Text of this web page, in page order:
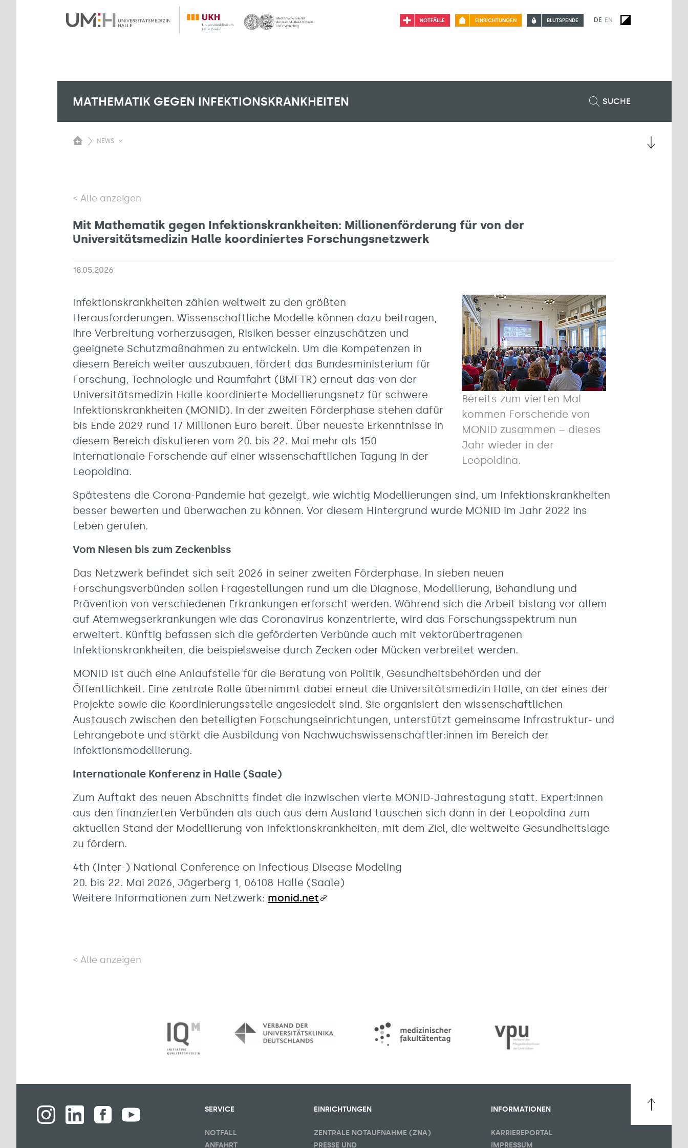
NOTFÄLLE EINRICHTUNGEN BLUTSPENDE DE EN
MATHEMATIK GEGEN INFEKTIONSKRANKHEITEN SUCHE
NEWS
Alle anzeigen
Mit Mathematik gegen Infektionskrankheiten: Millionenförderung für von der
Universitätsmedizin Halle koordiniertes Forschungsnetzwerk
18.05.2026
Bereits zum vierten Mal
kommen Forschende von
MONID zusammen – dieses
Jahr wieder in der
Leopoldina.
Infektionskrankheiten zählen weltweit zu den größten
Herausforderungen. Wissenschaftliche Modelle können dazu beitragen,
ihre Verbreitung vorherzusagen, Risiken besser einzuschätzen und
geeignete Schutzmaßnahmen zu entwickeln. Um die Kompetenzen in
diesem Bereich weiter auszubauen, fördert das Bundesministerium für
Forschung, Technologie und Raumfahrt (BMFTR) erneut das von der
Universitätsmedizin Halle koordinierte Modellierungsnetz für schwere
Infektionskrankheiten (MONID). In der zweiten Förderphase stehen dafür
bis Ende 2029 rund 17 Millionen Euro bereit. Über neueste Erkenntnisse in
diesem Bereich diskutieren vom 20. bis 22. Mai mehr als 150
internationale Forschende auf einer wissenschaftlichen Tagung in der
Leopoldina.
Spätestens die Corona-Pandemie hat gezeigt, wie wichtig Modellierungen sind, um Infektionskrankheiten
besser bewerten und überwachen zu können. Vor diesem Hintergrund wurde MONID im Jahr 2022 ins
Leben gerufen.
Vom Niesen bis zum Zeckenbiss
Das Netzwerk befindet sich seit 2026 in seiner zweiten Förderphase. In sieben neuen
Forschungsverbünden sollen Fragestellungen rund um die Diagnose, Modellierung, Behandlung und
Prävention von verschiedenen Erkrankungen erforscht werden. Während sich die Arbeit bislang vor allem
auf Atemwegserkrankungen wie das Coronavirus konzentrierte, wird das Forschungsspektrum nun
erweitert. Künftig befassen sich die geförderten Verbünde auch mit vektorübertragenen
Infektionskrankheiten, die beispielsweise durch Zecken oder Mücken verbreitet werden.
MONID ist auch eine Anlaufstelle für die Beratung von Politik, Gesundheitsbehörden und der
Öffentlichkeit. Eine zentrale Rolle übernimmt dabei erneut die Universitätsmedizin Halle, an der eines der
Projekte sowie die Koordinierungsstelle angesiedelt sind. Sie organisiert den wissenschaftlichen
Austausch zwischen den beteiligten Forschungseinrichtungen, unterstützt gemeinsame Infrastruktur- und
Lehrangebote und stärkt die Ausbildung von Nachwuchswissenschaftler:innen im Bereich der
Infektionsmodellierung.
Internationale Konferenz in Halle (Saale)
Zum Auftakt des neuen Abschnitts findet die inzwischen vierte MONID-Jahrestagung statt. Expert:innen
aus den finanzierten Verbünden als auch aus dem Ausland tauschen sich dann in der Leopoldina zum
aktuellen Stand der Modellierung von Infektionskrankheiten, mit dem Ziel, die weltweite Gesundheitslage
zu fördern.
4th (Inter-) National Conference on Infectious Disease Modeling
20. bis 22. Mai 2026, Jägerberg 1, 06108 Halle (Saale)
Weitere Informationen zum Netzwerk: monid.net
Alle anzeigen
SERVICE
NOTFALL
ANFAHRT
EINRICHTUNGEN
ZENTRALE NOTAUFNAHME (ZNA)
PRESSE UND
INFORMATIONEN
KARRIEREPORTAL
IMPRESSUM